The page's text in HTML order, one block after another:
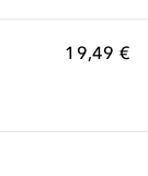
19,49 €